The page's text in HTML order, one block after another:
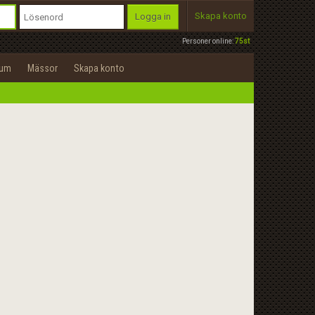
Personer online:75st
Logga in Skapa konto
Mässor Skapa konto